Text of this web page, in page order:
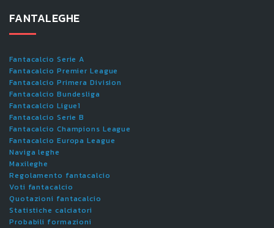
FANTALEGHE
Fantacalcio Serie A
Fantacalcio Premier League
Fantacalcio Primera Division
Fantacalcio Bundesliga
Fantacalcio Ligue1
Fantacalcio Serie B
Fantacalcio Champions League
Fantacalcio Europa League
Naviga leghe
Maxileghe
Regolamento fantacalcio
Voti fantacalcio
Quotazioni fantacalcio
Statistiche calciatori
Probabili formazioni